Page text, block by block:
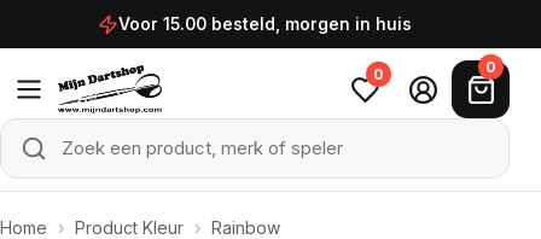
Ga naar de inhoudVoor 15.00 besteld, morgen in huis
Zoek een product, merk of speler
Zoeken
0 0
Home › Product Kleur › Rainbow